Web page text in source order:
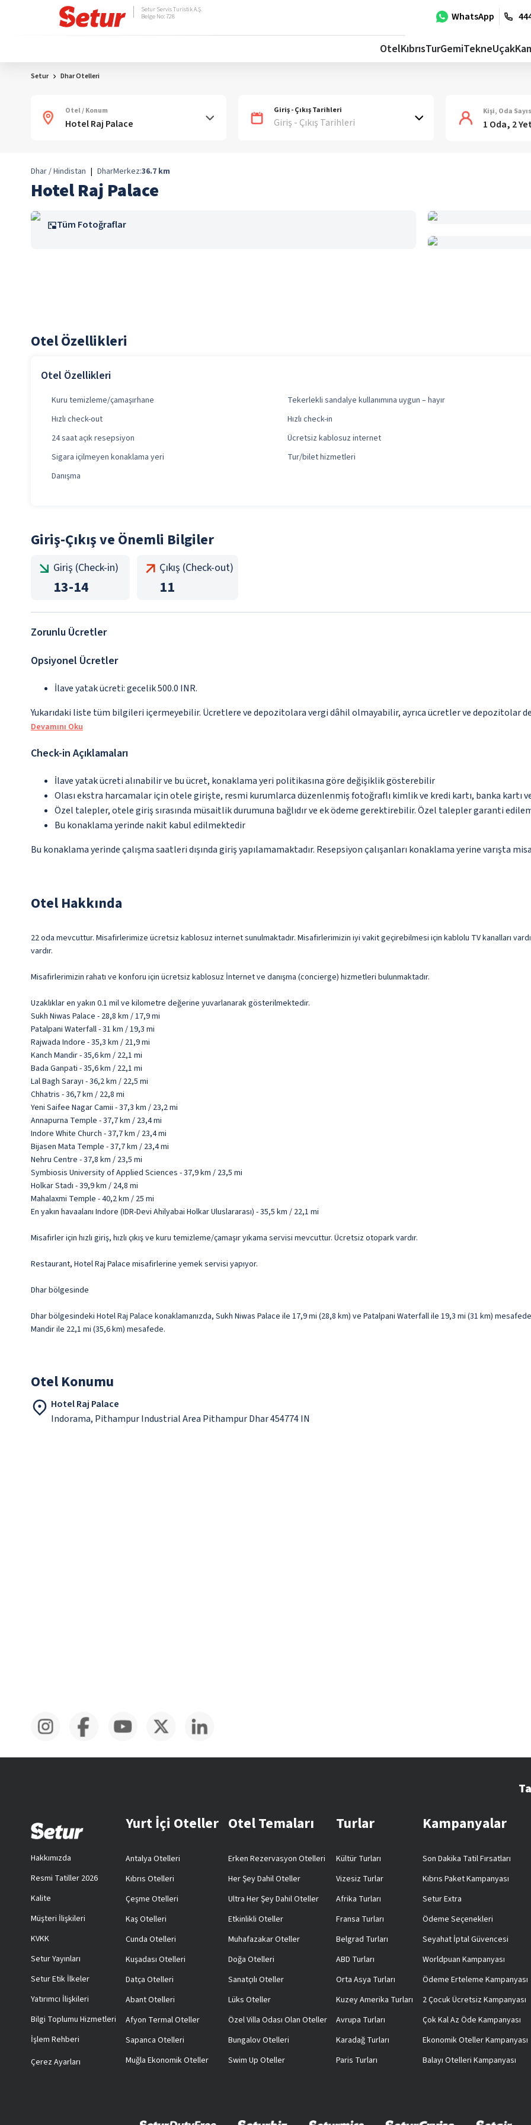
WhatsApp
Setur Servis Turistik A.Ş.
Belge No: 728
OtelKıbrısTurGemiTekneUçak
Setur Dhar Otelleri
Otel / Konum Giriş - Çıkış Tarihleri
Giriş - Çıkış Tarihleri
Kişi, Oda
1 Oda, 2
Dhar / Hindistan | DharMerkez:36.7 km
Hotel Raj Palace
Tüm Fotoğraflar
Otel Özellikleri
Otel Özellikleri
Kuru temizleme/çamaşırhane Tekerlekli sandalye kullanımına uygun – hayır
Hızlı check-out
Hızlı check-in
24 saat açık resepsiyon
Ücretsiz kablosuz internet
Sigara içilmeyen konaklama yeri
Tur/bilet hizmetleri
Danışma
Giriş-Çıkış ve Önemli Bilgiler
Giriş (Check-in)
13-14
Çıkış (Check-out)
11
Zorunlu Ücretler
Opsiyonel Ücretler
İlave yatak ücreti: gecelik 500.0 INR.
Yukarıdaki liste tüm bilgileri içermeyebilir. Ücretlere ve depozitolara vergi dâhil olmayabilir, ayrıca ücretler ve depozitolar
Devamını Oku
Check-in Açıklamaları
İlave yatak ücreti alınabilir ve bu ücret, konaklama yeri politikasına göre değişiklik gösterebilir
Olası ekstra harcamalar için otele girişte, resmi kurumlarca düzenlenmiş fotoğraflı kimlik ve kredi kartı, banka kartı
Özel talepler, otele giriş sırasında müsaitlik durumuna bağlıdır ve ek ödeme gerektirebilir. Özel talepler garanti
Bu konaklama yerinde nakit kabul edilmektedir
Bu konaklama yerinde çalışma saatleri dışında giriş yapılamamaktadır. Resepsiyon çalışanları konaklama yerine varışta
Otel Hakkında
22 oda mevcuttur. Misafirlerimize ücretsiz kablosuz internet sunulmaktadır. Misafirlerimizin iyi vakit geçirebilmesi için kablolu TV kanalları
vardır.
Misafirlerimizin rahatı ve konforu için ücretsiz kablosuz İnternet ve danışma (concierge) hizmetleri bulunmaktadır.
Uzaklıklar en yakın 0.1 mil ve kilometre değerine yuvarlanarak gösterilmektedir.
Sukh Niwas Palace - 28,8 km / 17,9 mi
Patalpani Waterfall - 31 km / 19,3 mi
Rajwada Indore - 35,3 km / 21,9 mi
Kanch Mandir - 35,6 km / 22,1 mi
Bada Ganpati - 35,6 km / 22,1 mi
Lal Bagh Sarayı - 36,2 km / 22,5 mi
Chhatris - 36,7 km / 22,8 mi
Yeni Saifee Nagar Camii - 37,3 km / 23,2 mi
Annapurna Temple - 37,7 km / 23,4 mi
Indore White Church - 37,7 km / 23,4 mi
Bijasen Mata Temple - 37,7 km / 23,4 mi
Nehru Centre - 37,8 km / 23,5 mi
Symbiosis University of Applied Sciences - 37,9 km / 23,5 mi
Holkar Stadı - 39,9 km / 24,8 mi
Mahalaxmi Temple - 40,2 km / 25 mi
En yakın havaalanı Indore (IDR-Devi Ahilyabai Holkar Uluslararası) - 35,5 km / 22,1 mi
Misafirler için hızlı giriş, hızlı çıkış ve kuru temizleme/çamaşır yıkama servisi mevcuttur. Ücretsiz otopark vardır.
Restaurant, Hotel Raj Palace misafirlerine yemek servisi yapıyor.
Dhar bölgesinde
Dhar bölgesindeki Hotel Raj Palace konaklamanızda, Sukh Niwas Palace ile 17,9 mi (28,8 km) ve Patalpani Waterfall ile 19,3 mi (31 km)
Mandir ile 22,1 mi (35,6 km) mesafede.
Otel Konumu
Hotel Raj Palace
Indorama, Pithampur Industrial Area Pithampur Dhar 454774 IN
Hakkımızda
Resmi Tatiller 2026
Kalite
Müşteri İlişkileri
KVKK
Setur Yayınları
Setur Etik İlkeler
Yatırımcı İlişkileri
Bilgi Toplumu Hizmetleri
İşlem Rehberi
Çerez Ayarları
Yurt İçi Oteller
Antalya Otelleri
Kıbrıs Otelleri
Çeşme Otelleri
Kaş Otelleri
Cunda Otelleri
Kuşadası Otelleri
Datça Otelleri
Abant Otelleri
Afyon Termal Oteller
Sapanca Otelleri
Muğla Ekonomik Oteller
Otel Temaları
Erken Rezervasyon Otelleri
Her Şey Dahil Oteller
Ultra Her Şey Dahil Oteller
Etkinlikli Oteller
Muhafazakar Oteller
Doğa Otelleri
Sanatçılı Oteller
Lüks Oteller
Özel Villa Odası Olan Oteller
Bungalov Otelleri
Swim Up Oteller
Turlar
Kültür Turları
Vizesiz Turlar
Afrika Turları
Fransa Turları
Belgrad Turları
ABD Turları
Orta Asya Turları
Kuzey Amerika Turları
Avrupa Turları
Karadağ Turları
Paris Turları
Kampanyalar
Son Dakika Tatil Fırsatları
Kıbrıs Paket Kampanyası
Setur Extra
Ödeme Seçenekleri
Seyahat İptal Güvencesi
Worldpuan Kampanyası
Ödeme Erteleme Kampanyası
2 Çocuk Ücretsiz Kampanyası
Çok Kal Az Öde Kampanyası
Ekonomik Oteller Kampanyası
Balayı Otelleri Kampanyası